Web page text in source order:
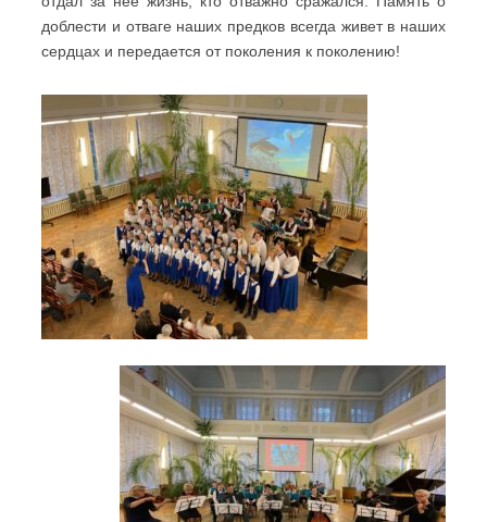
доблести и отваге наших предков всегда живет в наших
сердцах и передается от поколения к поколению!